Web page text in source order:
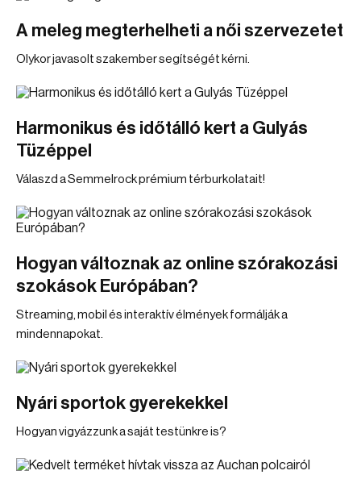
A meleg megterhelheti a női szervezetet
Olykor javasolt szakember segítségét kérni.
Harmonikus és időtálló kert a Gulyás
Tüzéppel
Válaszd a Semmelrock prémium térburkolatait!
Hogyan változnak az online szórakozási
szokások Európában?
Streaming, mobil és interaktív élmények formálják a
mindennapokat.
Nyári sportok gyerekekkel
Hogyan vigyázzunk a saját testünkre is?